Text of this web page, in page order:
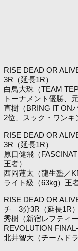
RISE DEAD OR
3R（延長1R）
白鳥大珠（TEAM
トーナメント優勝、
直樹（BRING IT ON
2位、スック・ワンキ
RISE DEAD OR
3R（延長1R）
原口健飛（
王者）
西岡蓮太（龍生塾／
ライト級（63kg）王者
RISE DEAD OR
チ 3分3R（延長1R）
秀樹（新宿レフティ
REVOLUTION
北井智大（チームド